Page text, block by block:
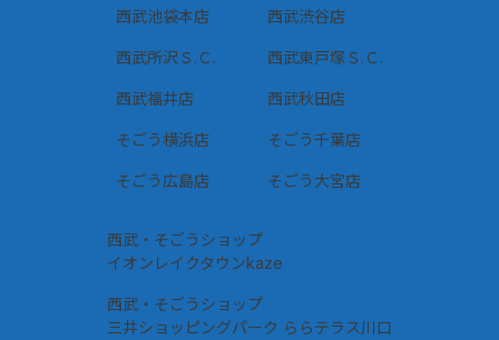
西武池袋本店 西武渋谷店
西武東戸塚Ｓ.Ｃ.
西武所沢Ｓ.Ｃ.
西武福井店 西武秋田店
そごう横浜店 そごう千葉店
そごう大宮店
そごう広島店
西武・そごうショップ
三井ショッピングパーク ららテラス川口
西武・そごうショップ
イオンレイクタウンkaze